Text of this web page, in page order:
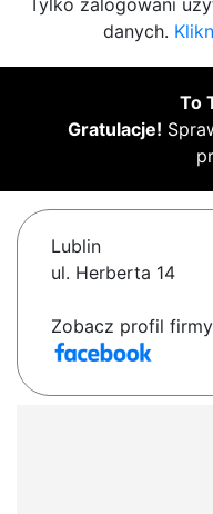
Tylko zalogowani
danych.
To
Gratulacje!
Lublin
ul. Herberta 14
Zobacz profil